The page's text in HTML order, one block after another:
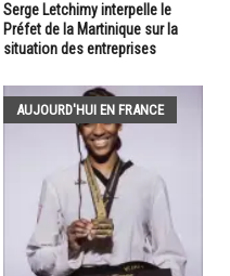
Serge Letchimy interpelle le
Préfet de la Martinique sur la
situation des entreprises
AUJOURD'HUI EN FRANCE